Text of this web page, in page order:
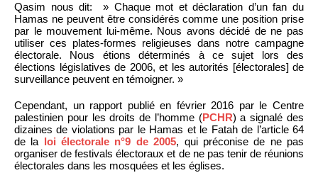
Qasim nous dit: » Chaque mot et déclaration d’un fan du
Hamas ne peuvent être considérés comme une position prise
par le mouvement lui-même. Nous avons décidé de ne pas
utiliser ces plates-formes religieuses dans notre campagne
électorale. Nous étions déterminés à ce sujet lors des
élections législatives de 2006, et les autorités [électorales] de
surveillance peuvent en témoigner. »
Cependant, un rapport publié en février 2016 par le Centre
palestinien pour les droits de l’homme (PCHR) a signalé des
dizaines de violations par le Hamas et le Fatah de l’article 64
de la loi électorale n°9 de 2005, qui préconise de ne pas
organiser de festivals électoraux et de ne pas tenir de réunions
électorales dans les mosquées et les églises.